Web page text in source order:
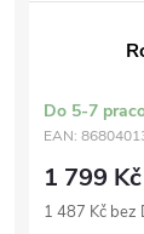
Do 5-7
EAN:
1 799 Kč
1 487 Kč bez